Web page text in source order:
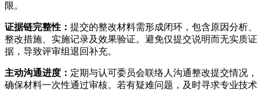
限。
证据链完整性： 提交的整改材料需形成闭环，包含原因分析、
整改措施、实施记录及效果验证。避免仅提交说明而无实质证
据，导致评审组退回补充。
主动沟通进度： 定期与认可委员会联络人沟通整改提交情况，
确保材料一次性通过审核。若有疑难问题，及时寻求专业技术